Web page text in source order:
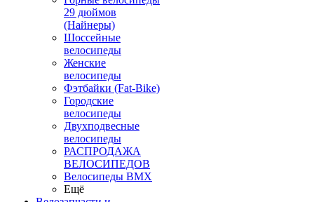
29 дюймов
(Найнеры)
Шоссейные
велосипеды
Женские
велосипеды
Фэтбайки (Fat-Bike)
Городские
велосипеды
Двухподвесные
велосипеды
РАСПРОДАЖА
ВЕЛОСИПЕДОВ
Велосипеды BMX
Ещё